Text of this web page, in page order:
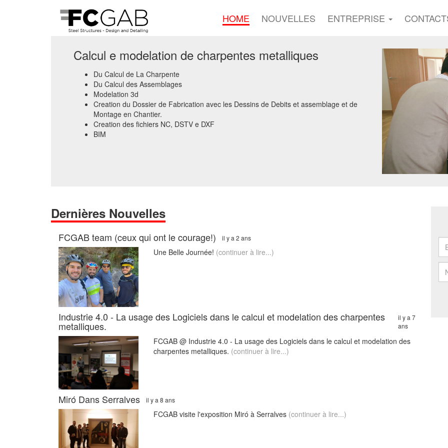
HOME NOUVELLES ENTREPRISE
Calcul e modelation de charpentes metalliques
Du Calcul de La Charpente
Du Calcul des Assemblages
Modelation 3d
Creation du Dossier de Fabrication avec les Dessins de Debits et assemblage et de
Montage en Chantier.
Creation des fichiers NC, DSTV e DXF
BIM
Dernières Nouvelles
FCGAB team (ceux qui ont le courage!) il y a 2 ans
Une Belle Journée! (continuer à lire...)
Industrie 4.0 - La usage des Logiciels dans le calcul et modelation des charpentes
metalliques.
il y a 7
ans
FCGAB @ Industrie 4.0 - La usage des Logiciels dans le calcul et modelation des
charpentes metalliques. (continuer à lire...)
Miró Dans Serralves il y a 8 ans
FCGAB visite l'exposition Miró à Serralves (continuer à lire...)